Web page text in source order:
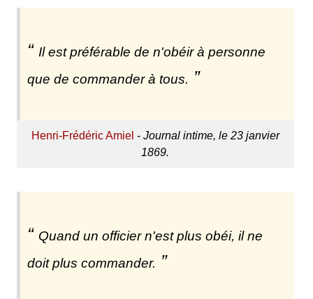
Il est préférable de n'obéir à personne
que de commander à tous.
Henri-Frédéric Amiel - Journal intime, le 23 janvier
1869.
Quand un officier n'est plus obéi, il ne
doit plus commander.